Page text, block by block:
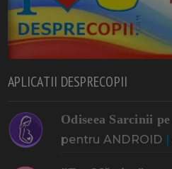
APLICATII DESPRECOPII
Odiseea Sarcinii
pentru ANDROID